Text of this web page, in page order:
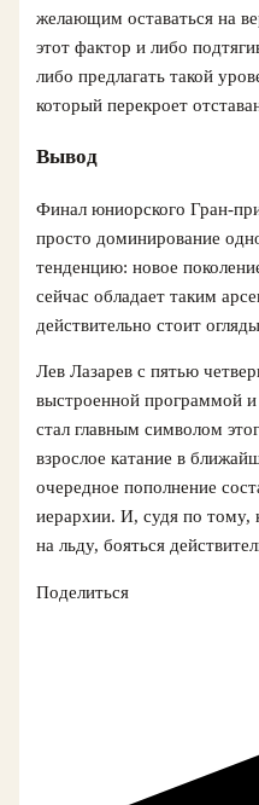
желающим оставаться на
этот фактор и либо
либо предлагать такой
который перекроет
Вывод
Финал юниорского Гран-
просто доминирование
тенденцию: новое
сейчас обладает таким
действительно стоит
Лев Лазарев с пятью
выстроенной программой
стал главным символом
взрослое катание в
очередное пополнение
иерархии. И, судя по тому,
на льду, бояться
Поделиться